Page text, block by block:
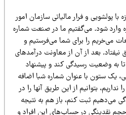
با پولشویی و فرار مالیاتی سازمان امور
شود. می‌گفتیم ما در صنعت شماره
را برای شما می‌فرستیم و
بعد از آن از معاونت درآمدهای
وضعیت رسیدگی کند و پیشنهاد
با عنوان شماره شبا اضافه
بتوانیم از این طریق آنها را در
ثبت کنم، باز هم به نتیجه
در حساب‌های این افراد و